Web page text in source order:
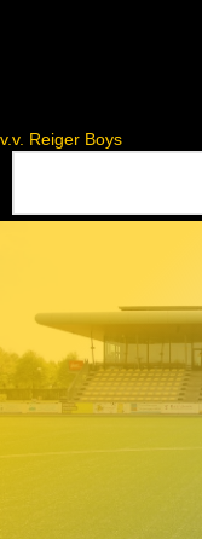
v.v. Reiger Boys